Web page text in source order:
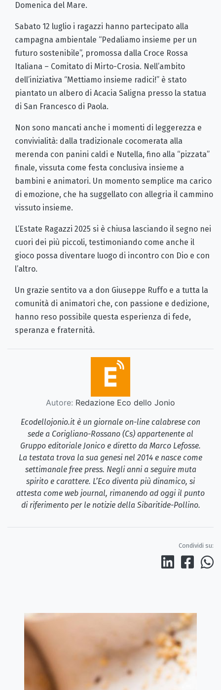
Domenica del Mare.
Sabato 12 luglio i ragazzi hanno partecipato alla
campagna ambientale “Pedaliamo insieme per un
futuro sostenibile”, promossa dalla Croce Rossa
Italiana – Comitato di Mirto-Crosia. Nell’ambito
dell’iniziativa “Mettiamo insieme radici!” è stato
piantato un albero di Acacia Saligna presso la statua
di San Francesco di Paola.
Non sono mancati anche i momenti di leggerezza e
convivialità: dalla tradizionale cocomerata alla
merenda con panini caldi e Nutella, fino alla “pizzata”
finale, vissuta come festa conclusiva insieme a
bambini e animatori. Un momento semplice ma carico
di emozione, che ha suggellato con allegria il cammino
vissuto insieme.
L’Estate Ragazzi 2025 si è chiusa lasciando il segno nei
cuori dei più piccoli, testimoniando come anche il
gioco possa diventare luogo di incontro con Dio e con
l’altro.
Un grazie sentito va a don Giuseppe Ruffo e a tutta la
comunità di animatori che, con passione e dedizione,
hanno reso possibile questa esperienza di fede,
speranza e fraternità.
Autore: Redazione Eco dello Jonio
Ecodellojonio.it è un giornale on-line calabrese con
sede a Corigliano-Rossano (Cs) appartenente al
Gruppo editoriale Jonico e diretto da Marco Lefosse.
La testata trova la sua genesi nel 2014 e nasce come
settimanale free press. Negli anni a seguire muta
spirito e carattere. L’Eco diventa più dinamico, si
attesta come web journal, rimanendo ad oggi il punto
di riferimento per le notizie della Sibaritide-Pollino.
Condividi su: